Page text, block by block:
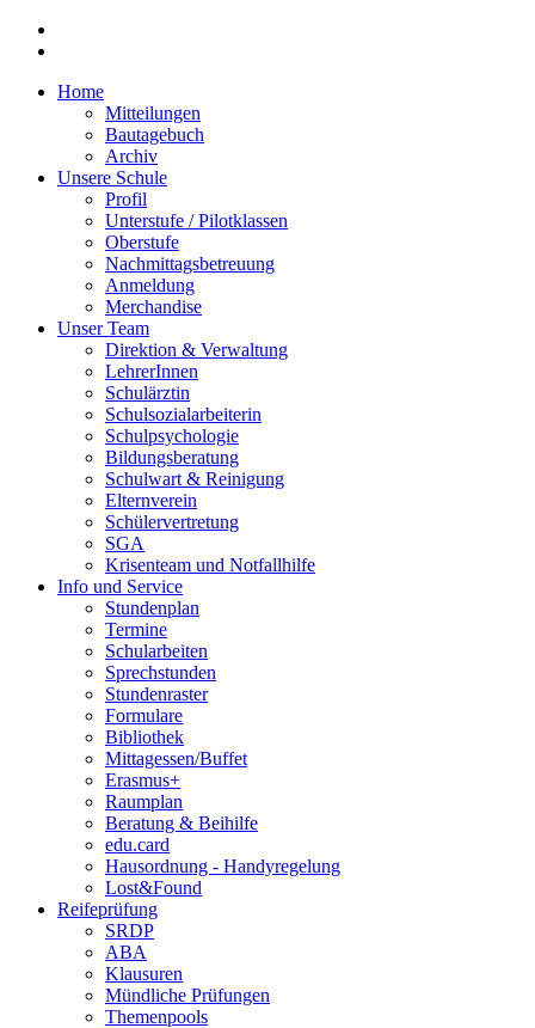
Home
Mitteilungen
Bautagebuch
Archiv
Unsere Schule
Profil
Unterstufe / Pilotklassen
Oberstufe
Nachmittagsbetreuung
Anmeldung
Merchandise
Unser Team
Direktion & Verwaltung
LehrerInnen
Schulärztin
Schulsozialarbeiterin
Schulpsychologie
Bildungsberatung
Schulwart & Reinigung
Elternverein
Schülervertretung
SGA
Krisenteam und Notfallhilfe
Info und Service
Stundenplan
Termine
Schularbeiten
Sprechstunden
Stundenraster
Formulare
Bibliothek
Mittagessen/Buffet
Erasmus+
Raumplan
Beratung & Beihilfe
edu.card
Hausordnung - Handyregelung
Lost&Found
Reifeprüfung
SRDP
ABA
Klausuren
Mündliche Prüfungen
Themenpools